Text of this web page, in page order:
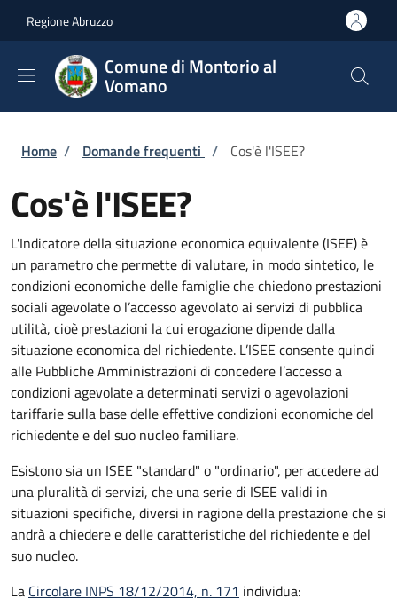
Regione Abruzzo
Comune di Montorio al
Vomano
Briciole di pane
Home / Domande frequenti / Cos'è l'ISEE?
Cos'è l'ISEE?
L'Indicatore della situazione economica equivalente (ISEE) è
un parametro che permette di valutare, in modo sintetico, le
condizioni economiche delle famiglie che chiedono prestazioni
sociali agevolate o l’accesso agevolato ai servizi di pubblica
utilità, cioè prestazioni la cui erogazione dipende dalla
situazione economica del richiedente. L’ISEE consente quindi
alle Pubbliche Amministrazioni di concedere l’accesso a
condizioni agevolate a determinati servizi o agevolazioni
tariffarie sulla base delle effettive condizioni economiche del
richiedente e del suo nucleo familiare.
Esistono sia un ISEE "standard" o "ordinario", per accedere ad
una pluralità di servizi, che una serie di ISEE validi in
situazioni specifiche, diversi in ragione della prestazione che si
andrà a chiedere e delle caratteristiche del richiedente e del
suo nucleo.
La Circolare INPS 18/12/2014, n. 171 individua: